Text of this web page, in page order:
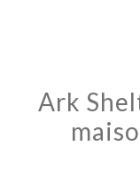
Ark